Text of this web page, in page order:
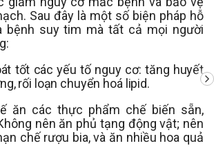
Sau đây là một số biện pháp hỗ
bệnh suy tim mà tất cả mọi người
tốt các yếu tố nguy cơ: tăng huyết
rối loạn chuyển hoá lipid.
ăn các thực phẩm chế biến sẵn,
nên ăn phủ tạng động vật; nên
chế rượu bia, và ăn nhiều hoa quả